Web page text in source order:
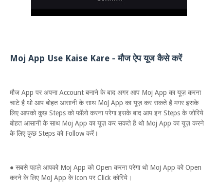
Moj App Use Kaise Kare - मौज ऐप यूज कैसे करें
मौज App पर अपना Account बनाने के बाद अगर आप Moj App का यूज़ करना
चाटे है थो आप बोहत आसानी के साथ Moj App का यूज़ कर सकते है मगर इसके
लिए आपको कुछ Steps को फॉलो करना परेगा इसके बाद आप इन Steps के जोरिये
बोहत आसानी के साथ Moj App का यूज़ कर सकते है थो Moj App का यूज़ करने
के लिए कुछ Steps को Follow करें।
● सबसे पहले आपको Moj App को Open करना परेगा थो Moj App को Open
करने के लिए Moj App के icon पर Click कोरिये।